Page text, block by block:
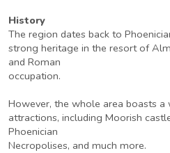
History
The region dates back to
strong heritage in the resort of
and Roman
occupation.
However, the whole area boasts
attractions, including Moorish
Phoenician
Necropolises, and much more.